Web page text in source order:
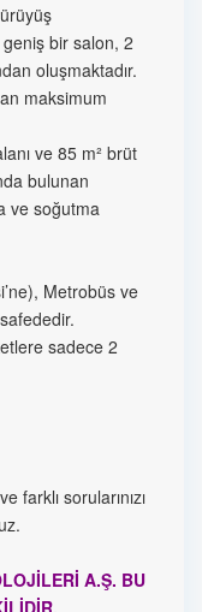
bir salon, 2
oluşmaktadır.
maksimum
ve 85 m² brüt
bulunan
ve soğutma
Metrobüs ve
sadece 2
farklı sorularınızı
A.Ş. BU